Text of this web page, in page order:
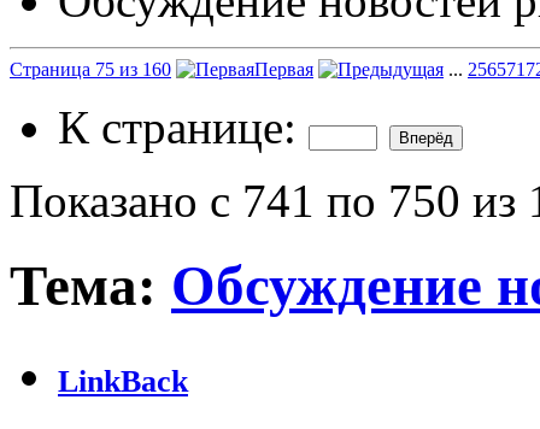
Страница 75 из 160 Первая ... 256571
К странице:
Показано с 741 по 750 из
Тема: Обсуждение
LinkBack